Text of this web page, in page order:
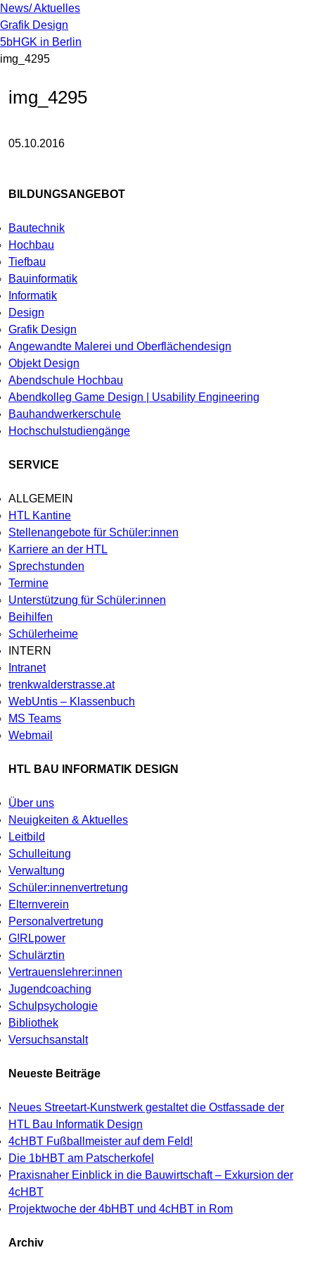
News/ Aktuelles
Grafik Design
5bHGK in Berlin
img_4295
img_4295
05.10.2016
BILDUNGSANGEBOT
Bautechnik
Hochbau
Tiefbau
Bauinformatik
Informatik
Design
Grafik Design
Angewandte Malerei und Oberflächendesign
Objekt Design
Abendschule Hochbau
Abendkolleg Game Design | Usability Engineering
Bauhandwerkerschule
Hochschulstudiengänge
SERVICE
ALLGEMEIN
HTL Kantine
Stellenangebote für Schüler:innen
Karriere an der HTL
Sprechstunden
Termine
Unterstützung für Schüler:innen
Beihilfen
Schülerheime
INTERN
Intranet
trenkwalderstrasse.at
WebUntis – Klassenbuch
MS Teams
Webmail
HTL BAU INFORMATIK DESIGN
Über uns
Neuigkeiten & Aktuelles
Leitbild
Schulleitung
Verwaltung
Schüler:innenvertretung
Elternverein
Personalvertretung
G!RLpower
Schulärztin
Vertrauenslehrer:innen
Jugendcoaching
Schulpsychologie
Bibliothek
Versuchsanstalt
Neueste Beiträge
Neues Streetart-Kunstwerk gestaltet die Ostfassade der
HTL Bau Informatik Design
4cHBT Fußballmeister auf dem Feld!
Die 1bHBT am Patscherkofel
Praxisnaher Einblick in die Bauwirtschaft – Exkursion der
4cHBT
Projektwoche der 4bHBT und 4cHBT in Rom
Archiv